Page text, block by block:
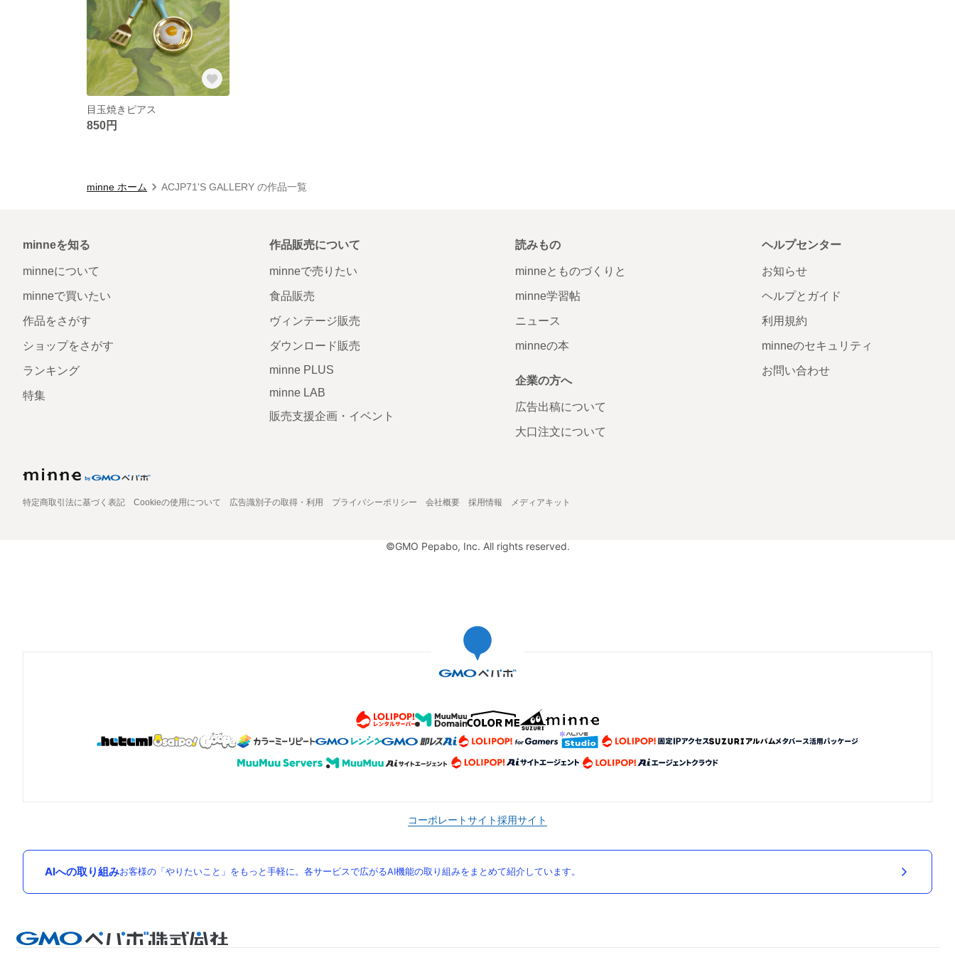
目玉焼きピアス
850円
minne ホーム ACJP71'S GALLERY の作品一覧
minneを知る
minneについて
minneで買いたい
作品をさがす
ショップをさがす
ランキング
特集
作品販売について
minneで売りたい
食品販売
ヴィンテージ販売
ダウンロード販売
minne PLUS
minne LAB
販売支援企画・イベント
読みもの
minneとものづくりと
minne学習帖
ニュース
minneの本
企業の方へ
広告出稿について
大口注文について
ヘルプセンター
お知らせ
ヘルプとガイド
利用規約
minneのセキュリティ
お問い合わせ
特定商取引法に基づく表記 Cookieの使用について 広告識別子の取得・利用 プライバシーポリシー 会社概要 採用情報 メディアキット
©GMO Pepabo, Inc. All rights reserved.
コーポレートサイト採用サイト
AIへの取り組みお客様の「やりたいこと」をもっと手軽に。各サービスで広がるAI機能の取り組みをまとめて紹介しています。